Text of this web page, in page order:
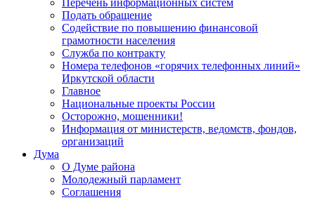
Подать обращение
Содействие по повышению финансовой
грамотности населения
Служба по контракту
Номера телефонов «горячих телефонных линий»
Иркутской области
Главное
Национальные проекты России
Осторожно, мошенники!
Информация от министерств, ведомств, фондов,
организаций
Дума
О Думе района
Молодежный парламент
Соглашения